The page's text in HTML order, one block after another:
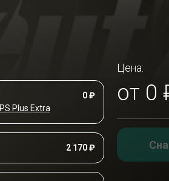
PS Plus Extra
0 ₽
2 170 ₽
Цена:
от 0